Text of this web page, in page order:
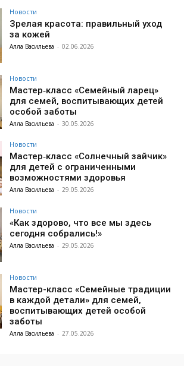
Новости
Зрелая красота: правильный уход
за кожей
Алла Васильева - 02.06.2026
Новости
Мастер‑класс «Семейный ларец»
для семей, воспитывающих детей
особой заботы
Алла Васильева - 30.05.2026
Новости
Мастер‑класс «Солнечный зайчик»
для детей с ограниченными
возможностями здоровья
Алла Васильева - 29.05.2026
Новости
«Как здорово, что все мы здесь
сегодня собрались!»
Алла Васильева - 29.05.2026
Новости
Мастер-класс «Семейные традиции
в каждой детали» для семей,
воспитывающих детей особой
заботы
Алла Васильева - 27.05.2026